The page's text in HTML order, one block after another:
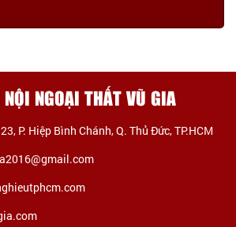
NỘI NGOẠI THẤT VŨ GIA
P. Hiệp Bình Chánh, Q. Thủ Đức, TP.HCM